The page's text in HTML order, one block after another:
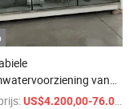
van
US$4.200,00-76.000,00